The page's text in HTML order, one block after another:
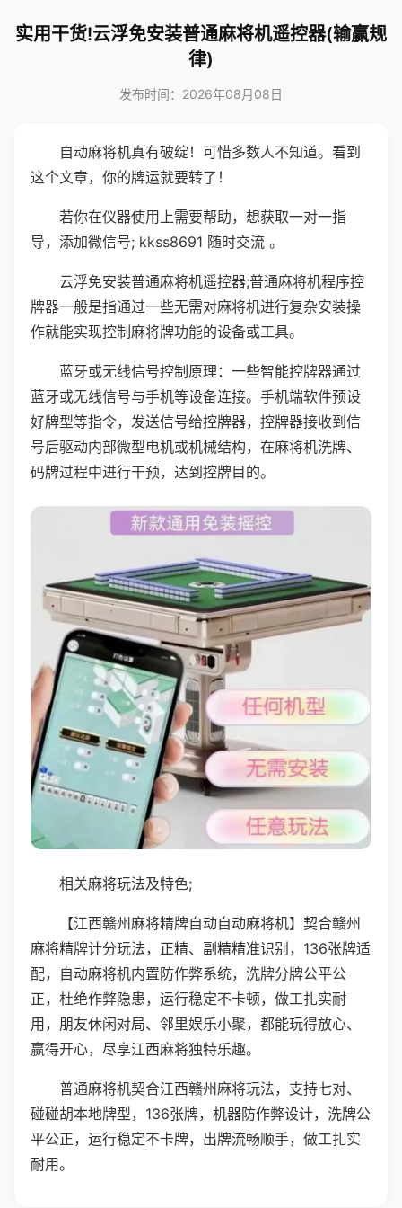
实用干货!云浮免安装普通麻将机遥控器(输赢规
律)
发布时间：2026年08月08日
自动麻将机真有破绽！可惜多数人不知道。看到
这个文章，你的牌运就要转了！
若你在仪器使用上需要帮助，想获取一对一指
导，添加微信号; kkss8691 随时交流 。
云浮免安装普通麻将机遥控器;普通麻将机程序控
牌器一般是指通过一些无需对麻将机进行复杂安装操
作就能实现控制麻将牌功能的设备或工具。
蓝牙或无线信号控制原理：一些智能控牌器通过
蓝牙或无线信号与手机等设备连接。手机端软件预设
好牌型等指令，发送信号给控牌器，控牌器接收到信
号后驱动内部微型电机或机械结构，在麻将机洗牌、
码牌过程中进行干预，达到控牌目的。
相关麻将玩法及特色;
【江西赣州麻将精牌自动自动麻将机】契合赣州
麻将精牌计分玩法，正精、副精精准识别，136张牌适
配，自动麻将机内置防作弊系统，洗牌分牌公平公
正，杜绝作弊隐患，运行稳定不卡顿，做工扎实耐
用，朋友休闲对局、邻里娱乐小聚，都能玩得放心、
赢得开心，尽享江西麻将独特乐趣。
普通麻将机契合江西赣州麻将玩法，支持七对、
碰碰胡本地牌型，136张牌，机器防作弊设计，洗牌公
平公正，运行稳定不卡牌，出牌流畅顺手，做工扎实
耐用。